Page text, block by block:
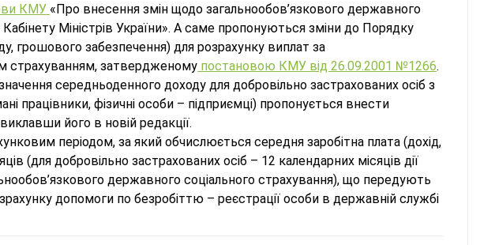
КМУ «Про внесення змін щодо загальнообов’язкового державного
Міністрів України». А саме пропонуються зміни до Порядку
грошового забезпечення) для розрахунку виплат за
страхуванням, затвердженому постановою КМУ від 26.09.2001 №1266.
середньоденного доходу для добровільно застрахованих осіб з
працівники, фізичні особи – підприємці) пропонується внести
його в новій редакції.
періодом, за який обчислюється середня заробітна плата (дохід,
(для добровільно застрахованих осіб – 12 календарних місяців дії
державного соціального страхування), що передують
допомоги по безробіттю – реєстрації особи в державній службі